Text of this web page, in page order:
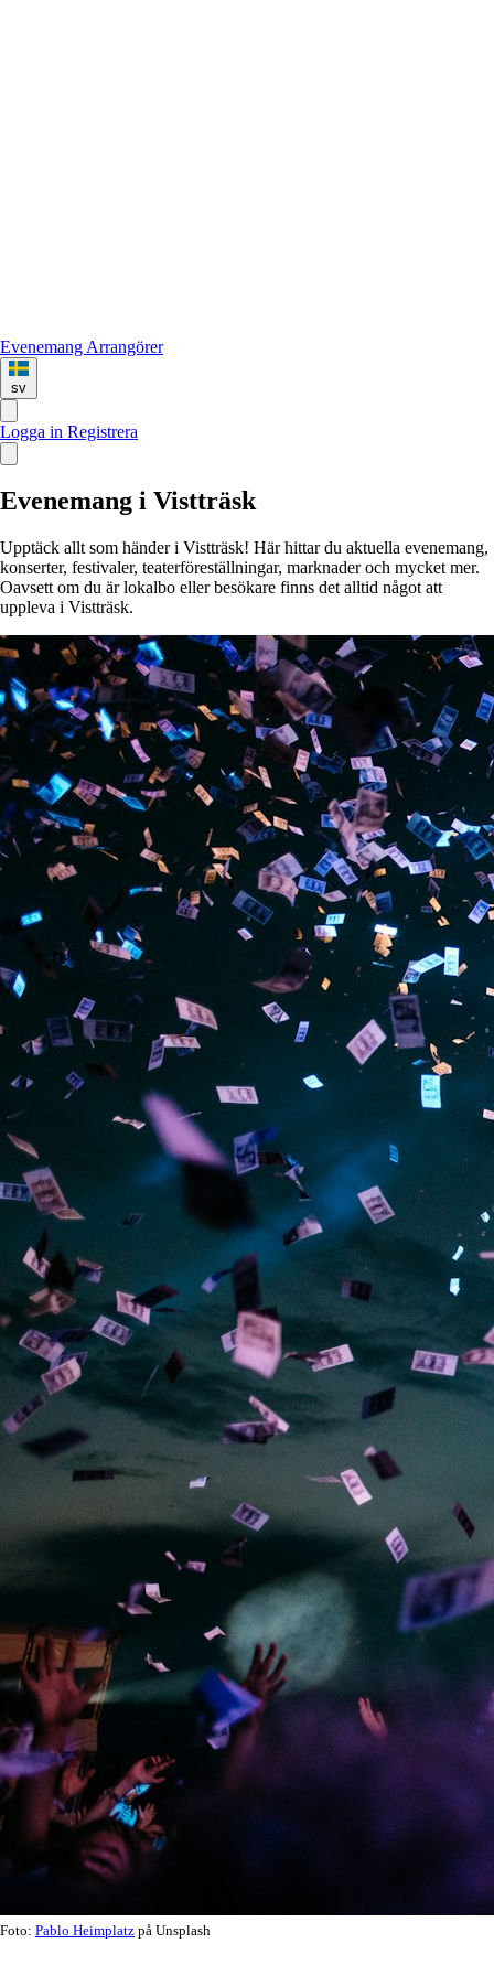
Evenemang Arrangörer
sv
Logga in Registrera
Evenemang i Vistträsk
Upptäck allt som händer i Vistträsk! Här hittar du aktuella evenemang,
konserter, festivaler, teaterföreställningar, marknader och mycket mer.
Oavsett om du är lokalbo eller besökare finns det alltid något att
uppleva i Vistträsk.
Foto: Pablo Heimplatz på Unsplash